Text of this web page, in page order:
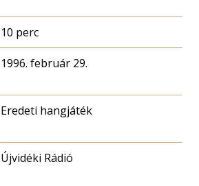
10 perc
1996. február 29.
Eredeti hangjáték
Újvidéki Rádió